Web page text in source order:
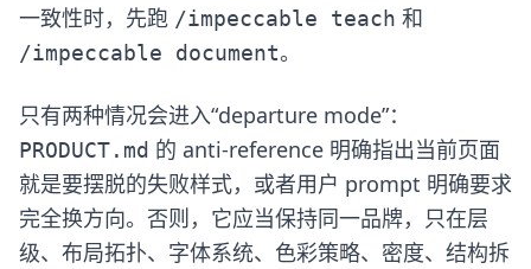
一致性时，先跑 /impeccable teach 和
/impeccable document。
只有两种情况会进入“departure mode”：
PRODUCT.md 的 anti-reference 明确指出当前页面
就是要摆脱的失败样式，或者用户 prompt 明确要求
完全换方向。否则，它应当保持同一品牌，只在层
级、布局拓扑、字体系统、色彩策略、密度、结构拆